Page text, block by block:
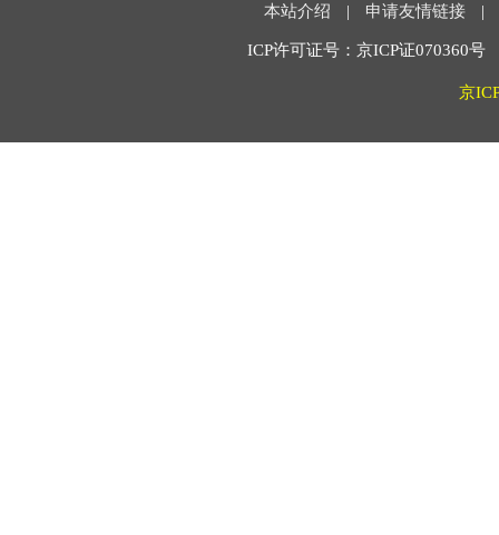
本站介绍 | 申请友情链接 |
ICP许可证号：京ICP证070360
京